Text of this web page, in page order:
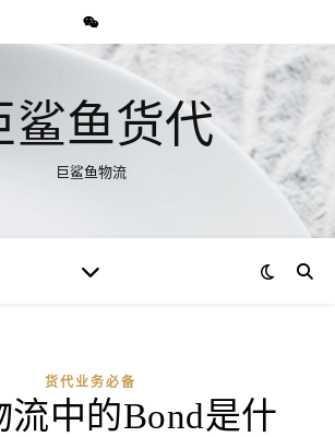
鲨鱼货代
巨鲨鱼物流
货代业务必备
流中的Bond是什